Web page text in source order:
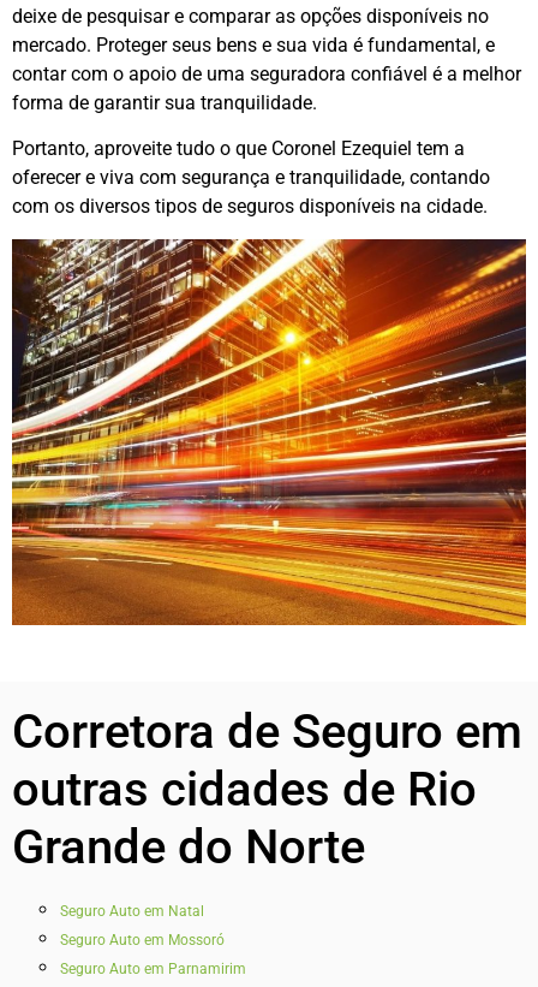
deixe de pesquisar e comparar as opções disponíveis no
mercado. Proteger seus bens e sua vida é fundamental, e
contar com o apoio de uma seguradora confiável é a melhor
forma de garantir sua tranquilidade.
Portanto, aproveite tudo o que Coronel Ezequiel tem a
oferecer e viva com segurança e tranquilidade, contando
com os diversos tipos de seguros disponíveis na cidade.
Corretora de Seguro em
outras cidades de Rio
Grande do Norte
Seguro Auto em Natal
Seguro Auto em Mossoró
Seguro Auto em Parnamirim